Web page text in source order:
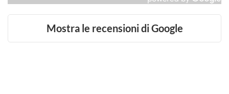
Mostra le recensioni di Google